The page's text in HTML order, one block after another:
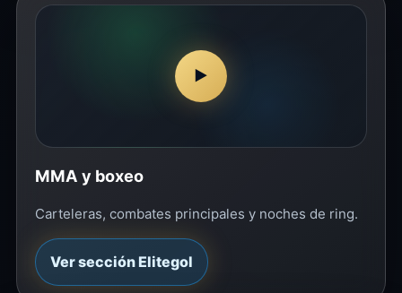
▶
MMA y boxeo
Carteleras, combates principales y noches de ring.
Ver sección Elitegol